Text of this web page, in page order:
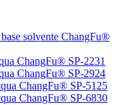
solvente ChangFu®
ChangFu® SP-2231
ChangFu® SP-2924
ChangFu® SP-5125
ChangFu® SP-6830